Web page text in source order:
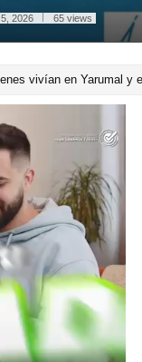
2026 65 views
fue hallado sin vida